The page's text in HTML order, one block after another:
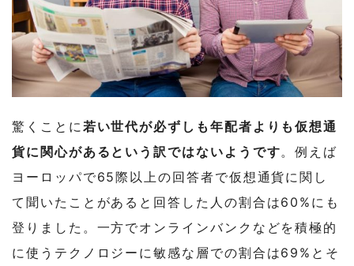
驚くことに 若い世代が必ずしも年配者よりも仮想通
貨に関心があるという訳ではないようです。例えば
ヨーロッパで65際以上の回答者で仮想通貨に関し
て聞いたことがあると回答した人の割合は60%にも
登りました。一方でオンラインバンクなどを積極的
に使うテクノロジーに敏感な層での割合は69%とそ